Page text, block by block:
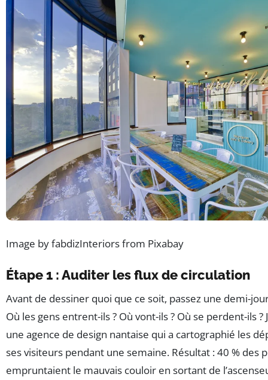
Image by fabdizInteriors from Pixabay
Étape 1 : Auditer les flux de circulation
Avant de dessiner quoi que ce soit, passez une demi-
Où les gens entrent-ils ? Où vont-ils ? Où se perdent-ils ?
une agence de design nantaise qui a cartographié les
ses visiteurs pendant une semaine. Résultat : 40 % des
empruntaient le mauvais couloir en sortant de